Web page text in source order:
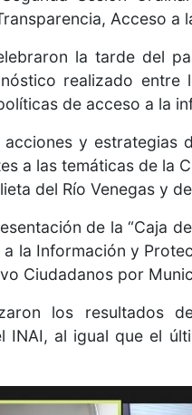
Acceso
la tarde del
realizado entre
de acceso a la
y estrategias
a las temáticas de
del Río Venegas y
de la “Caja
la Información y
Ciudadanos por
los resultados
INAI, al igual que el